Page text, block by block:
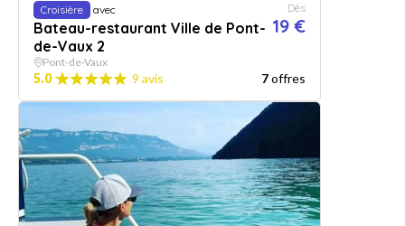
Croisière avec
Bateau-restaurant Ville de Pont-
de-Vaux 2
Dès
19 €
Pont-de-Vaux
5.0 9 avis 7offres